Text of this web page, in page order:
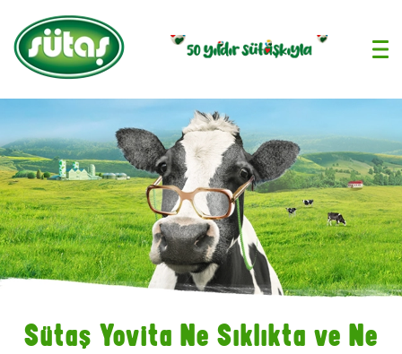
Sütaş Yovita Ne Sıklıkta ve Ne